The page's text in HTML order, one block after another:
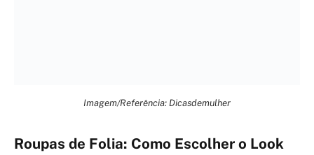
Imagem/Referência: Dicasdemulher
Roupas de Folia: Como Escolher o Look